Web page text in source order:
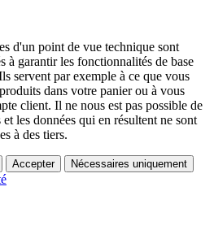
d'un point de vue technique sont
à garantir les fonctionnalités de base
servent par exemple à ce que vous
dans votre panier ou à vous
client. Il ne nous est pas possible de
les données qui en résultent ne sont
à des tiers.
Accepter Nécessaires uniquement